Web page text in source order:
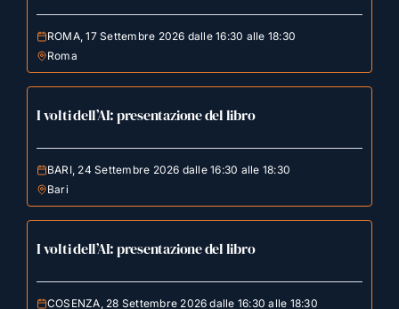
ROMA, 17 Settembre 2026 dalle 16:30 alle 18:30
Roma
I volti dell’AI: presentazione del libro
BARI, 24 Settembre 2026 dalle 16:30 alle 18:30
Bari
I volti dell’AI: presentazione del libro
COSENZA, 28 Settembre 2026 dalle 16:30 alle 18:30